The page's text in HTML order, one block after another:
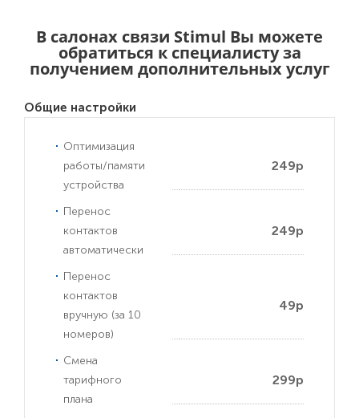
В салонах связи Stimul Вы можете
обратиться к специалисту за
получением дополнительных услуг
Общие настройки
Оптимизация
работы/памяти
устройства
249р
Перенос
контактов
автоматически
249р
Перенос
контактов
вручную (за 10
номеров)
49р
Смена
тарифного
плана
299р